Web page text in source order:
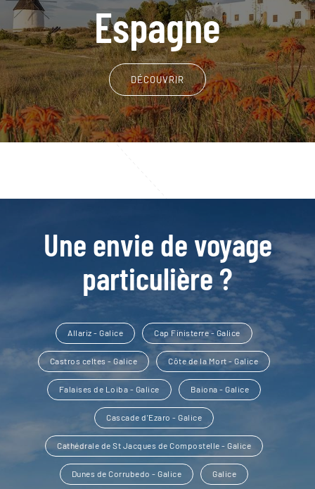
Espagne
DÉCOUVRIR
Une envie de voyage
particulière ?
Allariz - Galice Cap Finisterre - Galice
Castros celtes - Galice Côte de la Mort - Galice
Falaises de Loiba - Galice Baiona - Galice
Cascade d'Ezaro - Galice
Cathédrale de St Jacques de Compostelle - Galice
Dunes de Corrubedo - Galice Galice